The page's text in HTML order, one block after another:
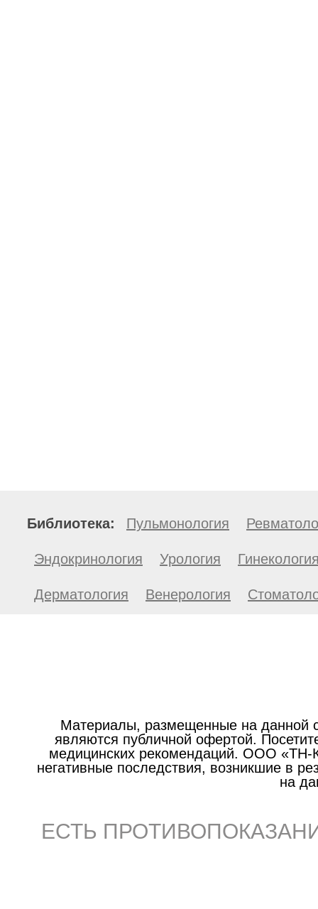
Библиотека: Пульмонология
Эндокринология Урология
Дерматология Венерология
Материалы, размещенные на данной
являются публичной офертой.
медицинских рекомендаций. ООО «ТН-
негативные последствия, возникшие в
на
ЕСТЬ